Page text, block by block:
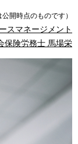
公開時点のものです）
スマネージメント
保険労務士 馬場栄